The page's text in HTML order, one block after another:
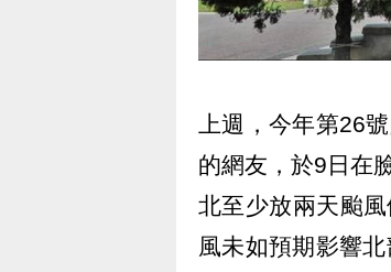
上週，今年第26
的網友，於9日在
北至少放兩天颱
風未如預期影響